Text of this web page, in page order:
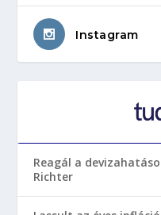
Instagram
Reagál a
Richter